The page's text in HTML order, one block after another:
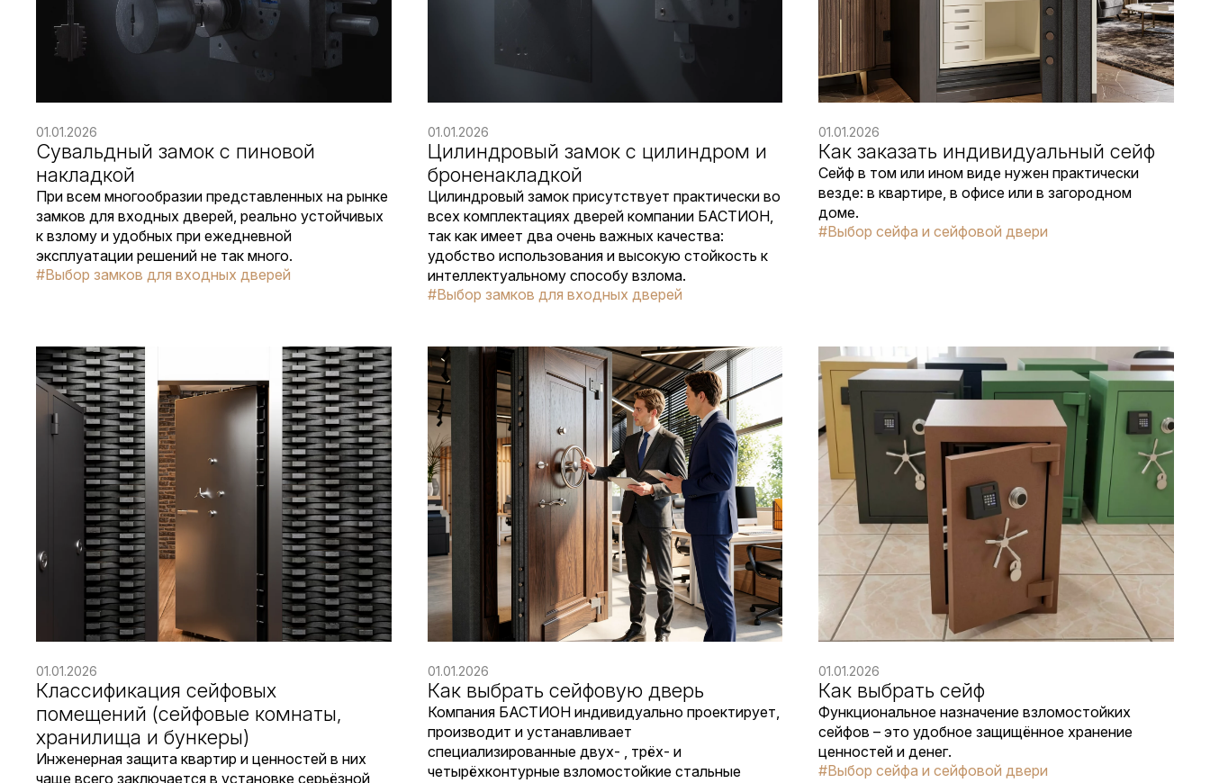
01.01.2026
Сувальдный замок с пиновой
накладкой
При всем многообразии представленных на рынке
замков для входных дверей, реально устойчивых
к взлому и удобных при ежедневной
эксплуатации решений не так много.
#Выбор замков для входных дверей
01.01.2026
Цилиндровый замок с цилиндром и
броненакладкой
Цилиндровый замок присутствует практически во
всех комплектациях дверей компании БАСТИОН,
так как имеет два очень важных качества:
удобство использования и высокую стойкость к
интеллектуальному способу взлома.
#Выбор замков для входных дверей
01.01.2026
Как заказать индивидуальный сейф
Сейф в том или ином виде нужен практически
везде: в квартире, в офисе или в загородном
доме.
#Выбор сейфа и сейфовой двери
01.01.2026
Классификация сейфовых
помещений (сейфовые комнаты,
хранилища и бункеры)
Инженерная защита квартир и ценностей в них
чаще всего заключается в установке серьёзной
01.01.2026
Как выбрать сейфовую дверь
Компания БАСТИОН индивидуально проектирует,
производит и устанавливает
специализированные двух- , трёх- и
четырёхконтурные взломостойкие стальные
01.01.2026
Как выбрать сейф
Функциональное назначение взломостойких
сейфов – это удобное защищённое хранение
ценностей и денег.
#Выбор сейфа и сейфовой двери